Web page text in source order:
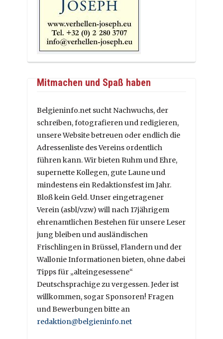
Mitmachen und Spaß haben
Belgieninfo.net sucht Nachwuchs, der
schreiben, fotografieren und redigieren,
unsere Website betreuen oder endlich die
Adressenliste des Vereins ordentlich
führen kann. Wir bieten Ruhm und Ehre,
supernette Kollegen, gute Laune und
mindestens ein Redaktionsfest im Jahr.
Bloß kein Geld. Unser eingetragener
Verein (asbl/vzw) will nach 17jährigem
ehrenamtlichen Bestehen für unsere Leser
jung bleiben und ausländischen
Frischlingen in Brüssel, Flandern und der
Wallonie Informationen bieten, ohne dabei
Tipps für „alteingesessene“
Deutschsprachige zu vergessen. Jeder ist
willkommen, sogar Sponsoren! Fragen
und Bewerbungen bitte an
redaktion@belgieninfo.net